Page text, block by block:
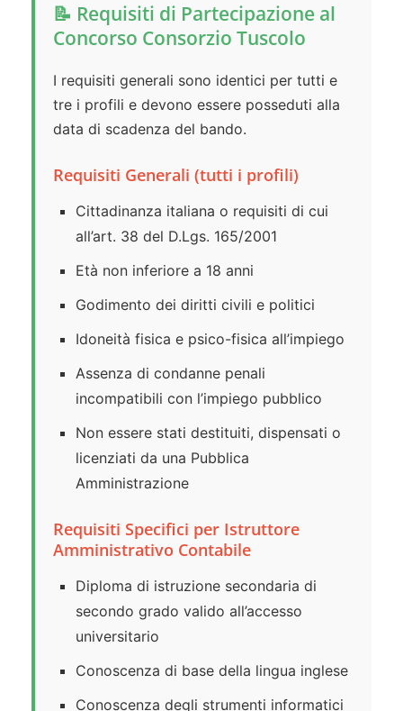
📝 Requisiti di Partecipazione al
Concorso Consorzio Tuscolo
I requisiti generali sono identici per tutti e
tre i profili e devono essere posseduti alla
data di scadenza del bando.
Requisiti Generali (tutti i profili)
Cittadinanza italiana o requisiti di cui
all’art. 38 del D.Lgs. 165/2001
Età non inferiore a 18 anni
Godimento dei diritti civili e politici
Idoneità fisica e psico-fisica all’impiego
Assenza di condanne penali
incompatibili con l’impiego pubblico
Non essere stati destituiti, dispensati o
licenziati da una Pubblica
Amministrazione
Requisiti Specifici per Istruttore
Amministrativo Contabile
Diploma di istruzione secondaria di
secondo grado valido all’accesso
universitario
Conoscenza di base della lingua inglese
Conoscenza degli strumenti informatici